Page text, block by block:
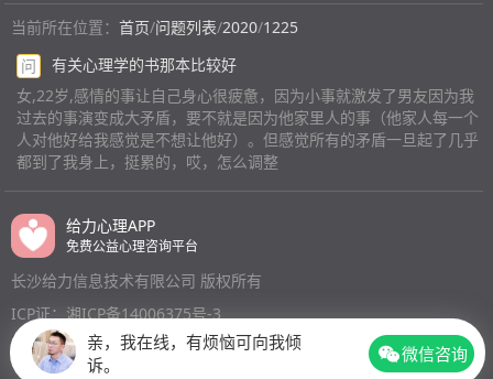
亲，我在线，有烦恼可向我倾
诉。
微信咨询
当前所在位置： 首页/问题列表/2020/1225
问
有关心理学的书那本比较好
女,22岁,感情的事让自己身心很疲惫，因为小事就激发了男友因为我
过去的事演变成大矛盾，要不就是因为他家里人的事（他家人每一个
人对他好给我感觉是不想让他好）。但感觉所有的矛盾一旦起了几乎
都到了我身上，挺累的，哎，怎么调整
给力心理APP
免费公益心理咨询平台
长沙给力信息技术有限公司 版权所有
ICP证：湘ICP备14006375号-3